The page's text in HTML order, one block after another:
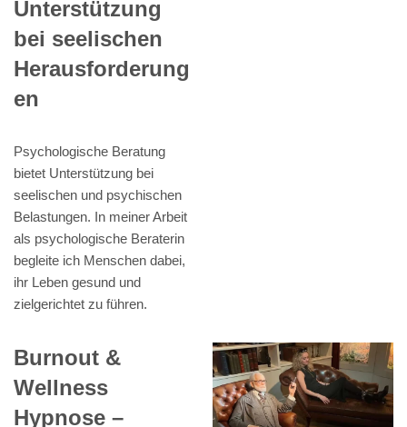
Unterstützung
bei seelischen
Herausforderung
en
Psychologische Beratung
bietet Unterstützung bei
seelischen und psychischen
Belastungen. In meiner Arbeit
als psychologische Beraterin
begleite ich Menschen dabei,
ihr Leben gesund und
zielgerichtet zu führen.
Burnout &
Wellness
Hypnose –